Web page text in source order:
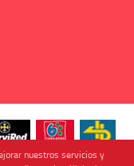
nuestros servicios y